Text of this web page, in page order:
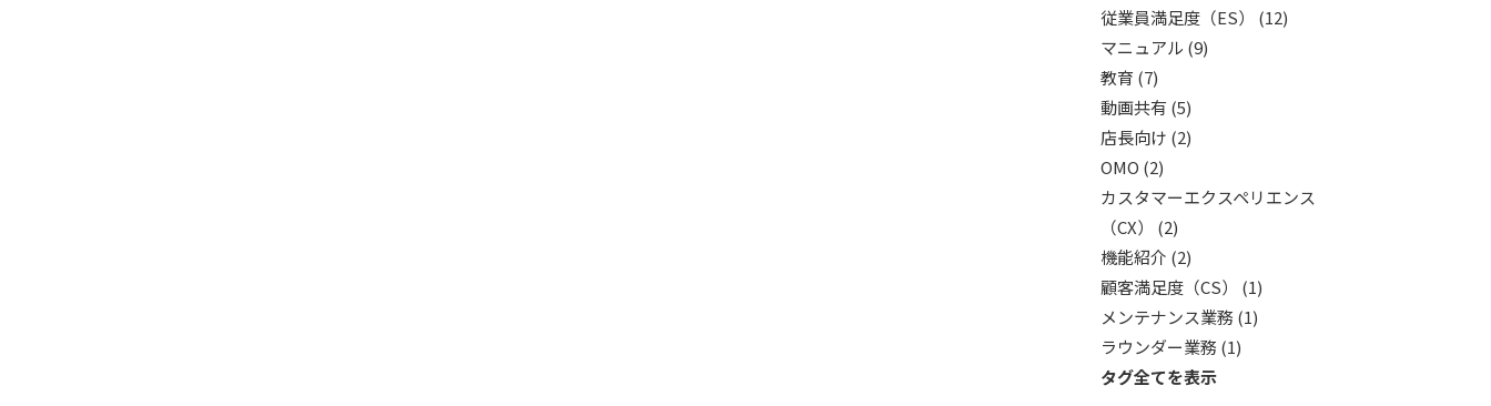
従業員満足度（ES） (12)
マニュアル (9)
教育 (7)
動画共有 (5)
店長向け (2)
OMO (2)
カスタマーエクスペリエンス
（CX） (2)
機能紹介 (2)
顧客満足度（CS） (1)
メンテナンス業務 (1)
ラウンダー業務 (1)
タグ全てを表示